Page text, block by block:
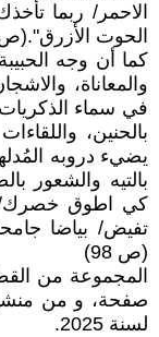
الاحمر/ ربما
الحوت الأزرق".(ص
كما أن وجه
والمعاناة،
في سماء الذكريات
بالحنين،
يضيء دروبه
بالتيه والشعور
كي اطوق خصرك/
تفيض/ بياضا
(ص 98)
صفحة، و من
لسنة 2025.